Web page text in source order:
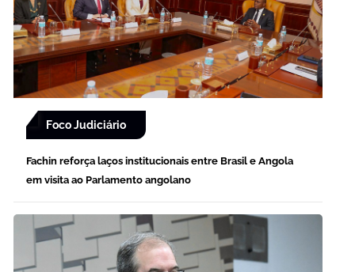
Foco Judiciário
Fachin reforça laços institucionais entre Brasil e Angola
em visita ao Parlamento angolano